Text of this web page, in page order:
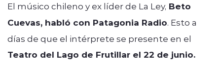
El músico chileno y ex líder de La Ley, Beto
Cuevas, habló con Patagonia Radio. Esto a
días de que el intérprete se presente en el
Teatro del Lago de Frutillar el 22 de junio.